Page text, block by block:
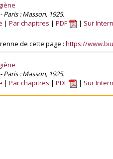
Paris : Masson, 1925.
Par chapitres PDF Sur
de cette page : https://
Paris : Masson, 1925.
Par chapitres PDF Sur